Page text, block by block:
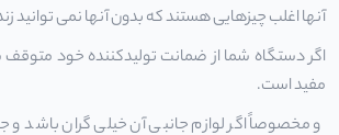
آنها اغلب چیزهایی هستند که بدون آنها نمی توانید
اگر دستگاه شما از ضمانت تولیدکننده خود
مفید است.
و مخصوصاً اگر لوازم جانبی آن خیلی گران باشد و